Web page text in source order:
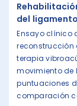
del
Ensayo clínico
reconstrucción
terapia
movimiento de
puntuaciones
comparación